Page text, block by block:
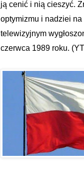
ją cenić i nią cieszyć.
optymizmu i nadziei na
telewizyjnym
czerwca 1989 roku.